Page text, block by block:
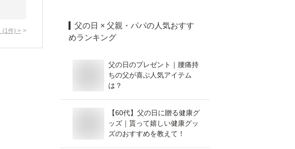
(1 件) >
父の日 × 父親・パパの人気おすす
めランキング
父の日のプレゼント｜腰痛持
ちの父が喜ぶ人気アイテム
は？
【60代】父の日に贈る健康グ
ッズ｜貰って嬉しい健康グッ
ズのおすすめを教えて！